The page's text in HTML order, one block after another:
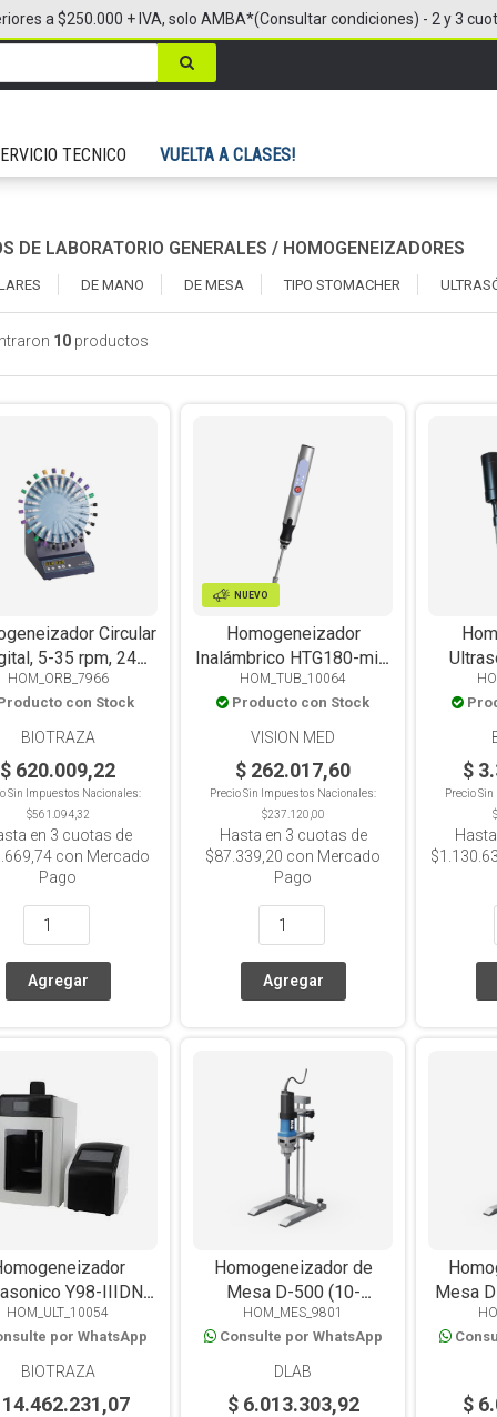
TECNICO VUELTA A CLASES!
a $250.000 + IVA, solo AMBA*(Consultar condiciones) - 2 y 3
DE LABORATORIO GENERALES / HOMOGENEIZADORES
DE MANO DE MESA TIPO STOMACHER
10 productos
Circular
5-35 rpm, 24
Tubos x 815mm
HOM_ORB_7966
con Stock
BIOTRAZA
$ 620.009,22
Sin Impuestos Nacionales:
$561.094,32
en 3 cuotas de
con Mercado
Pago
NUEVO
Homogeneizador
Inalámbrico HTG180-mini
para microtubos con
pistilo metálico
reutilizable
HOM_TUB_10064
Producto con Stock
VISION MED
$ 262.017,60
Precio Sin Impuestos Nacionales:
$237.120,00
Hasta en 3 cuotas de
$87.339,20 con Mercado
Pago
$
Precio
Y98-IIIDN
extractor
alta potencia
hasta 1000 ml
HOM_ULT_10054
por WhatsApp
BIOTRAZA
14.462.231,07
Homogeneizador de
Mesa D-500 (10-
5000ML)
HOM_MES_9801
Consulte por WhatsApp
DLAB
$ 6.013.303,92
Mesa
$